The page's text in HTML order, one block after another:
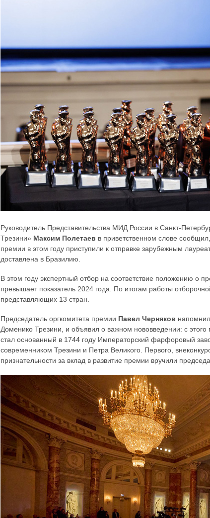
Руководитель Представительства МИД России в Санкт-
Трезини» Максим Полетаев в приветственном слове
премии в этом году приступили к отправке зарубежным
доставлена в Бразилию.
В этом году экспертный отбор на соответствие положению о
превышает показатель 2024 года. По итогам работы
представляющих 13 стран.
Председатель оргкомитета премии Павел Черняков
Доменико Трезини, и объявил о важном нововведении: с
стал основанный в 1744 году Императорский фарфоровый
современником Трезини и Петра Великого. Первого,
признательности за вклад в развитие премии вручили